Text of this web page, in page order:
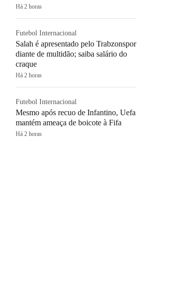
Há 2 horas
Futebol Internacional
Salah é apresentado pelo Trabzonspor
diante de multidão; saiba salário do
craque
Há 2 horas
Futebol Internacional
Mesmo após recuo de Infantino, Uefa
mantém ameaça de boicote à Fifa
Há 2 horas